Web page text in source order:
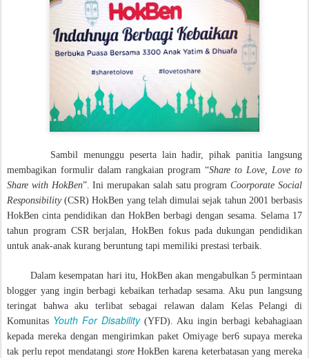
Sambil menunggu peserta lain hadir, pihak panitia langsung
membagikan formulir dalam rangkaian program “Share to Love, Love to
Share with HokBen”. Ini merupakan salah satu programCoorporate Social
Responsibility(CSR) HokBen yang telah dimulai sejak tahun 2001 berbasis
HokBen cinta pendidikan dan HokBen berbagi dengan sesama. Selama 17
tahun program CSR berjalan, HokBen fokus pada dukungan pendidikan
untuk anak-anak kurang beruntung tapi memiliki prestasi terbaik.
Dalam kesempatan hari itu, HokBen akan mengabulkan 5 permintaan
blogger yang ingin berbagi kebaikan terhadap sesama. Aku pun langsung
teringat bahwa aku terlibat sebagai relawan dalam Kelas Pelangi di
Komunitas Youth For Disability(YFD). Aku ingin berbagi kebahagiaan
kepada mereka dengan mengirimkan paket Omiyage ber6 supaya mereka
tak perlu repot mendatangi storeHokBen karena keterbatasan yang mereka